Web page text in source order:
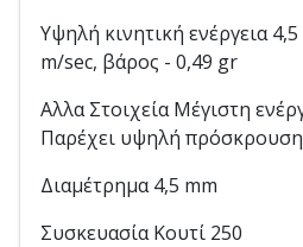
Υψηλή κινητική ενέργεια
m/sec, βάρος - 0,49 gr
Αλλα Στοιχεία Μέγιστη
Παρέχει υψηλή
Διαμέτρημα 4,5 mm
Συσκευασία Κουτί 250